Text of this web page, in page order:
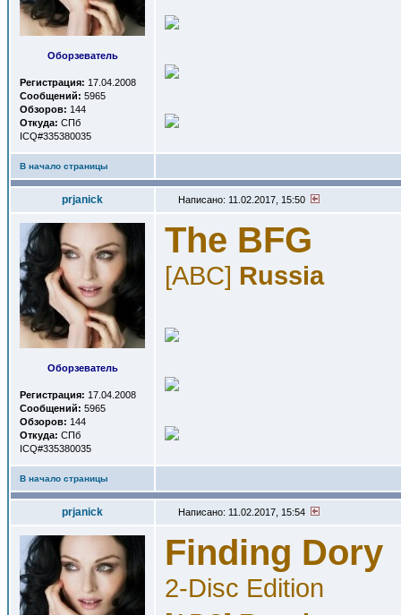
Оборзеватель
Регистрация: 17.04.2008
Сообщений: 5965
Обзоров: 144
Откуда: СПб
ICQ#335380035
В начало страницы
prjanick Написано: 11.02.2017, 15:50
Оборзеватель
Регистрация: 17.04.2008
Сообщений: 5965
Обзоров: 144
Откуда: СПб
ICQ#335380035
The BFG
[ABC] Russia
В начало страницы
prjanick Написано: 11.02.2017, 15:54
Finding Dory
2-Disc Edition